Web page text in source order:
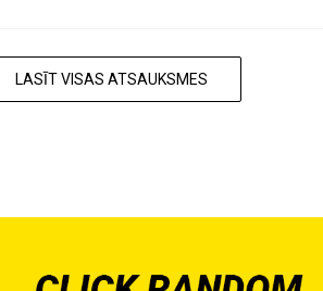
LASĪT VISAS ATSAUKSMES